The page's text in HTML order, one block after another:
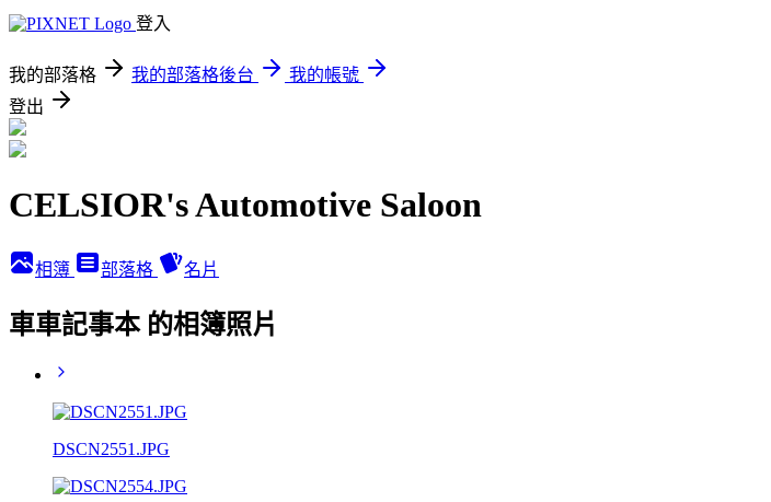
登入
我的部落格 我的部落格後台
我的帳號
登出
CELSIOR's Automotive Saloon
相簿 部落格 名片
車車記事本 的相簿照片
DSCN2551.JPG